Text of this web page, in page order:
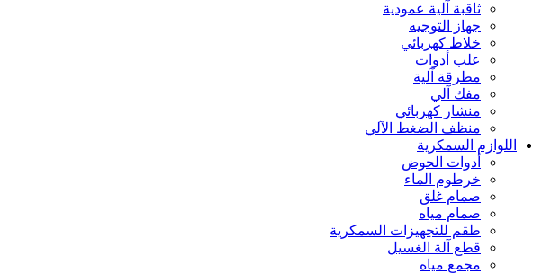
ثاقبة آلية عمودية
جهاز التوجيه
خلاط كهربائي
علب أدوات
مطرقة آلية
مفك آلي
منشار كهربائي
منظف الضغط الآلي
اللوازم السمكرية
أدوات الحوض
خرطوم الماء
صمام غلق
صمام مياه
طقم للتجهيزات السمكرية
قطع آلة الغسيل
مجمع مياه